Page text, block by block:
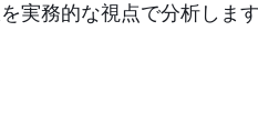
実務的な視点で分析します